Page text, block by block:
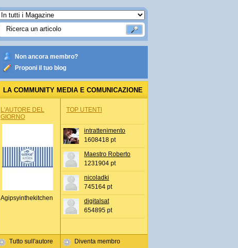
Non ancora membro?
Proponi il tuo blog
LA COMMUNITY MEDIA E COMUNICAZIONE
L'AUTORE DEL
GIORNO
Agipsyinthekitchen
Tutto sull'autore
TOP UTENTI
intrattenimento
1608418 pt
Maestro Roberto
1231904 pt
nicoladki
745164 pt
digitalsat
654895 pt
Diventa membro